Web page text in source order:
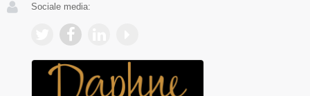
Sociale media: